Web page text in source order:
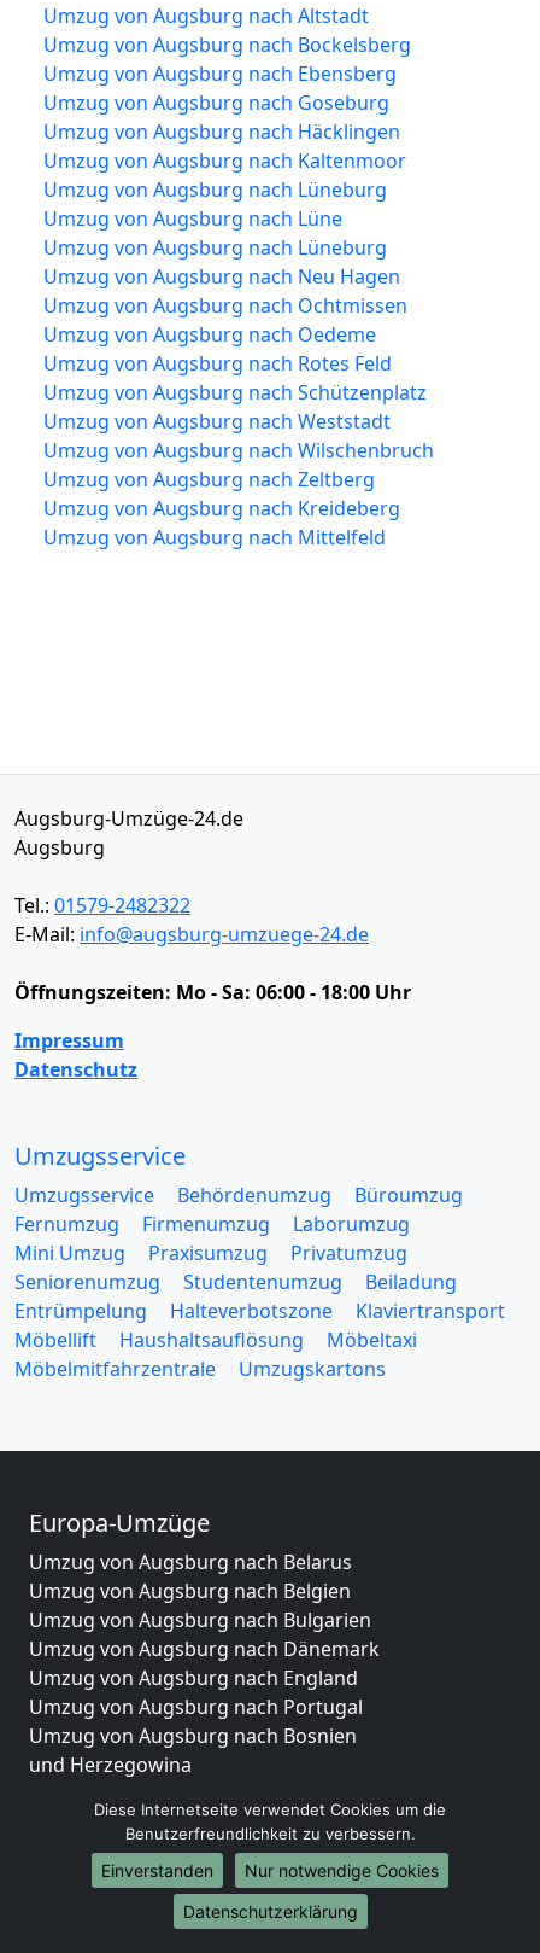
Umzug von Augsburg nach Altstadt
Umzug von Augsburg nach Bockelsberg
Umzug von Augsburg nach Ebensberg
Umzug von Augsburg nach Goseburg
Umzug von Augsburg nach Häcklingen
Umzug von Augsburg nach Kaltenmoor
Umzug von Augsburg nach Lüneburg
Umzug von Augsburg nach Lüne
Umzug von Augsburg nach Lüneburg
Umzug von Augsburg nach Neu Hagen
Umzug von Augsburg nach Ochtmissen
Umzug von Augsburg nach Oedeme
Umzug von Augsburg nach Rotes Feld
Umzug von Augsburg nach Schützenplatz
Umzug von Augsburg nach Weststadt
Umzug von Augsburg nach Wilschenbruch
Umzug von Augsburg nach Zeltberg
Umzug von Augsburg nach Kreideberg
Umzug von Augsburg nach Mittelfeld
Augsburg-Umzüge-24.de
Augsburg
Tel.: 01579-2482322
E-Mail: info@augsburg-umzuege-24.de
Öffnungszeiten: Mo - Sa: 06:00 - 18:00 Uhr
Impressum
Datenschutz
Umzugsservice
Umzugsservice Behördenumzug
Büroumzug
Fernumzug
Firmenumzug
Laborumzug
Mini Umzug
Praxisumzug
Privatumzug
Seniorenumzug
Studentenumzug
Beiladung
Entrümpelung
Halteverbotszone
Klaviertransport
Möbellift
Haushaltsauflösung
Möbeltaxi
Möbelmitfahrzentrale
Umzugskartons
Europa-Umzüge
Umzug von Augsburg nach Belarus
Umzug von Augsburg nach Belgien
Umzug von Augsburg nach Bulgarien
Umzug von Augsburg nach Dänemark
Umzug von Augsburg nach England
Umzug von Augsburg nach Portugal
Umzug von Augsburg nach Bosnien
und Herzegowina
Umzug von Augsburg nach Lettland
Umzug von Augsburg nach Zypern
Umzug von Augsburg nach Kroatien
Umzug von Augsburg nach Estland
Umzug von Augsburg nach Finnland
Diese Internetseite verwendet Cookies um die
Benutzerfreundlichkeit zu verbessern.
Einverstanden
Nur notwendige Cookies
Datenschutzerklärung